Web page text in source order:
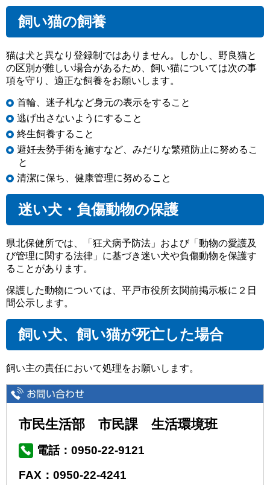
飼い猫の飼養
猫は犬と異なり登録制ではありません。しかし、野良猫と
の区別が難しい場合があるため、飼い猫については次の事
項を守り、適正な飼養をお願いします。
首輪、迷子札など身元の表示をすること
逃げ出さないようにすること
終生飼養すること
避妊去勢手術を施すなど、みだりな繁殖防止に努めるこ
と
清潔に保ち、健康管理に努めること
迷い犬・負傷動物の保護
県北保健所では、「狂犬病予防法」および「動物の愛護及
び管理に関する法律」に基づき迷い犬や負傷動物を保護す
ることがあります。
保護した動物については、平戸市役所玄関前掲示板に２日
間公示します。
飼い犬、飼い猫が死亡した場合
飼い主の責任において処理をお願いします。
市民生活部 市民課 生活環境班
電話：0950-22-9121
FAX：0950-22-4241